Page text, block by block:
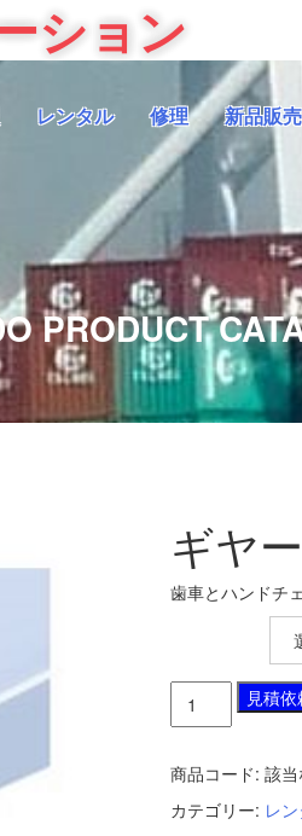
ション
レンタル 修理 新品販売
PRODUCT
ギヤ
歯車とハンドチ
ド
ト
ロ
見積
商品コード: 該当
カテゴリー: レ